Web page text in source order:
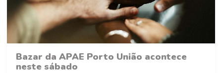
Bazar da APAE Porto União acontece
neste sábado